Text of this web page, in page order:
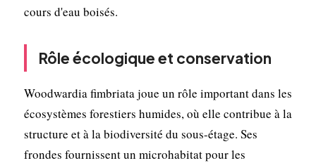
cours d'eau boisés.
Rôle écologique et conservation
Woodwardia fimbriata joue un rôle important dans les
écosystèmes forestiers humides, où elle contribue à la
structure et à la biodiversité du sous-étage. Ses
frondes fournissent un microhabitat pour les